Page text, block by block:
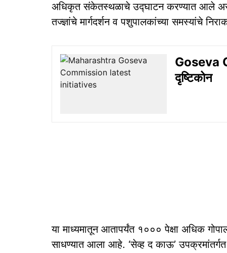
अधिकृत संकेतस्थळाचे उद्घाटन करण्यात आले
तज्ज्ञांचे मार्गदर्शन व पशुपालकांच्या समस्यांचे
Goseva
दृष्टिकोन
या माध्यमातून आतापर्यंत १००० पेक्षा अधिक
साधण्यात आला आहे. ‘सेव्ह द काऊ’